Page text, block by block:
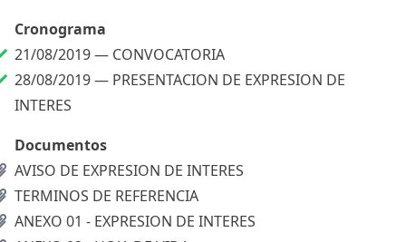
Cronograma
21/08/2019 — CONVOCATORIA
28/08/2019 — PRESENTACION DE EXPRESION DE
INTERES
Documentos
AVISO DE EXPRESION DE INTERES
TERMINOS DE REFERENCIA
ANEXO 01 - EXPRESION DE INTERES